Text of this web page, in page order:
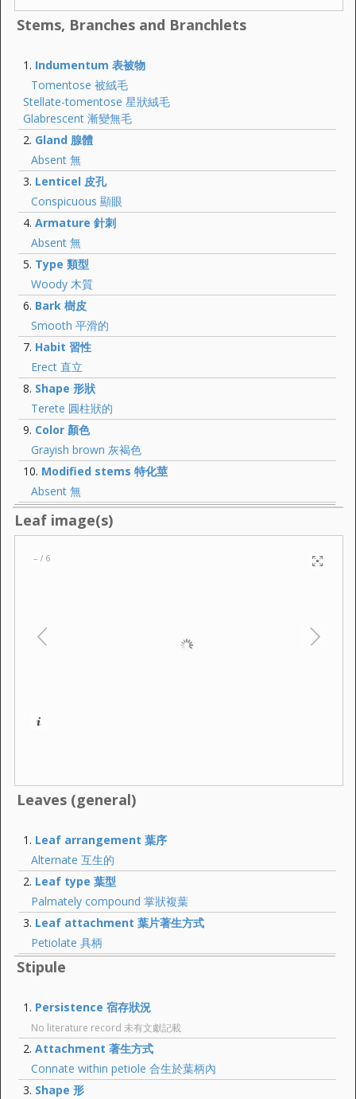
Stems, Branches and Branchlets
Indumentum 表被物
Tomentose 被絨毛
Stellate-tomentose 星狀絨毛
Glabrescent 漸變無毛
Gland 腺體
Absent 無
Lenticel 皮孔
Conspicuous 顯眼
Armature 針刺
Absent 無
Type 類型
Woody 木質
Bark 樹皮
Smooth 平滑的
Habit 習性
Erect 直立
Shape 形狀
Terete 圓柱狀的
Color 顏色
Grayish brown 灰褐色
Modified stems 特化莖
Absent 無
Leaf image(s)
– / 6
Leaves (general)
Leaf arrangement 葉序
Alternate 互生的
Leaf type 葉型
Palmately compound 掌狀複葉
Leaf attachment 葉片著生方式
Petiolate 具柄
Stipule
Persistence 宿存狀況
No literature record 未有文獻記載
Attachment 著生方式
Connate within petiole 合生於葉柄內
Shape 形